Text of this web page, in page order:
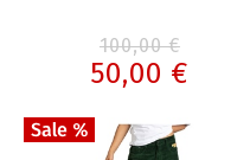
100,00 €
50,00 €